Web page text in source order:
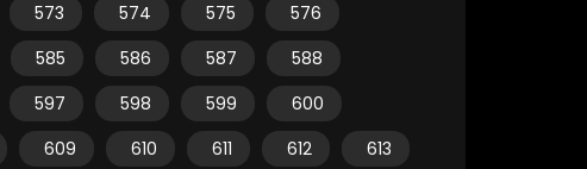
573 574 575
576
585 586 587
588
597 598 599
600
609 610 611 612
613